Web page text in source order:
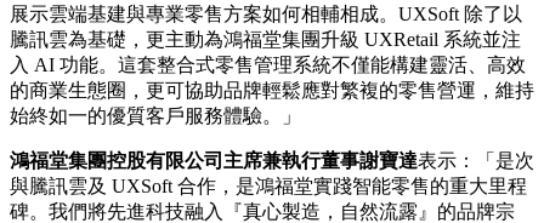
展示雲端基建與專業零售方案如何相輔相成。UXSoft 除了以
騰訊雲為基礎，更主動為鴻福堂集團升級 UXRetail 系統並注
入 AI 功能。這套整合式零售管理系統不僅能構建靈活、高效
的商業生態圈，更可協助品牌輕鬆應對繁複的零售營運，維持
始終如一的優質客戶服務體驗。」
鴻福堂集團控股有限公司主席兼執行董事謝寶達表示：「是次
與騰訊雲及 UXSoft 合作，是鴻福堂實踐智能零售的重大里程
碑。我們將先進科技融入『真心製造，自然流露』的品牌宗